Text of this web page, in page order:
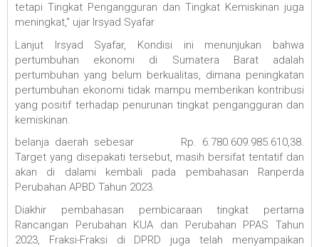
tetapi Tingkat Pengangguran dan Tingkat Kemiskinan juga
meningkat," ujar Irsyad Syafar
Lanjut Irsyad Syafar, Kondisi ini menunjukan bahwa
pertumbuhan ekonomi di Sumatera Barat adalah
pertumbuhan yang belum berkualitas, dimana peningkatan
pertumbuhan ekonomi tidak mampu memberikan kontribusi
yang positif terhadap penurunan tingkat pengangguran dan
kemiskinan.
belanja daerah sebesar Rp. 6.780.609.985.610,38.
Target yang disepakati tersebut, masih bersifat tentatif dan
akan di dalami kembali pada pembahasan Ranperda
Perubahan APBD Tahun 2023.
Diakhir pembahasan pembicaraan tingkat pertama
Rancangan Perubahan KUA dan Perubahan PPAS Tahun
2023, Fraksi-Fraksi di DPRD juga telah menyampaikan